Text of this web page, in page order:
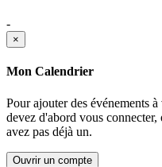
-
×
Mon Calendrier
Pour ajouter des événements
devez d'abord vous
avez pas déjà un.
Ouvrir un compte